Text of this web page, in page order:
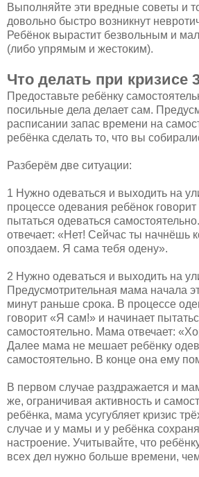
Выполняйте эти вредные советы и
довольно быстро возникнут
Ребёнок вырастит безвольным и
(либо упрямым и жестоким).
Что делать при кризисе
Предоставьте ребёнку
посильные дела делает сам.
расписании запас времени на
ребёнка сделать то, что вы
Разберём две ситуации:
1 Нужно одеваться и выходить на
процессе одевания ребёнок
пытаться одеваться
отвечает: «Нет! Сейчас ты начнёшь
опоздаем. Я сама тебя одену».
2 Нужно одеваться и выходить на
Предусмотрительная мама начала
минут раньше срока. В процессе
говорит «Я сам!» и начинает
самостоятельно. Мама отвечает:
Далее мама не мешает ребёнку
самостоятельно. В конце она ему
В первом случае раздражается и
же, ограничивая активность и
ребёнка, мама усугубляет кризис
случае и у мамы и у ребёнка
настроение. Учитывайте, что
всех дел нужно больше времени,